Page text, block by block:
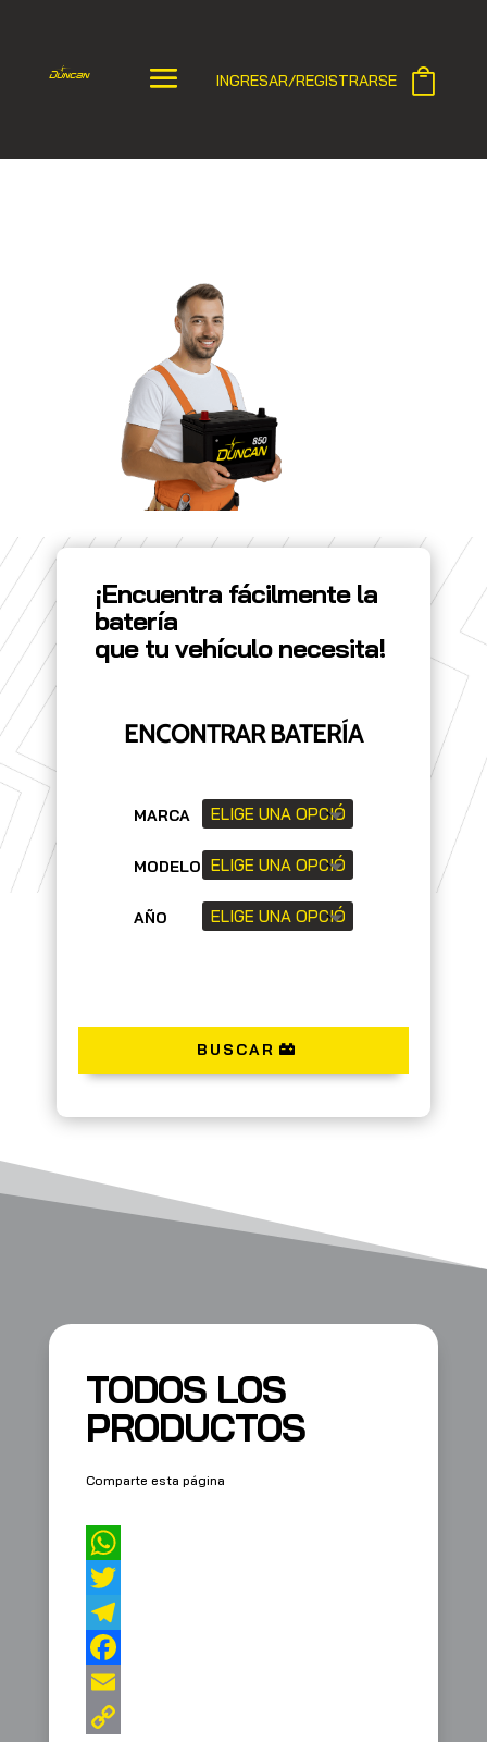
INGRESAR/REGISTRARSE
¡Encuentra fácilmente la
batería
que tu vehículo necesita!
ENCONTRAR BATERÍA
MARCA
MODELO
AÑO
BUSCAR
TODOS LOS
PRODUCTOS
Comparte esta página